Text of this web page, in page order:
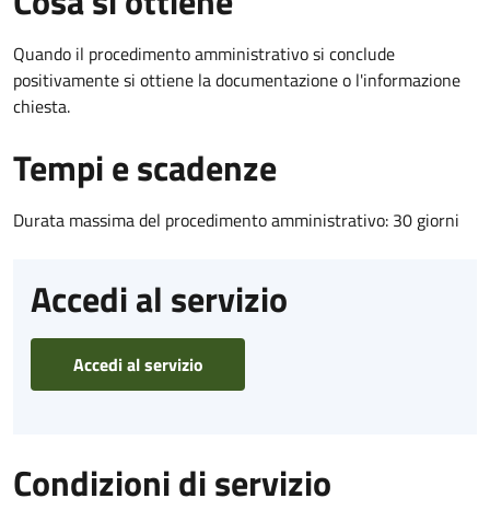
Quando il procedimento amministrativo si conclude
positivamente si ottiene la documentazione o l'informazione
chiesta.
Tempi e scadenze
Durata massima del procedimento amministrativo: 30 giorni
Accedi al servizio
Accedi al servizio
Condizioni di servizio